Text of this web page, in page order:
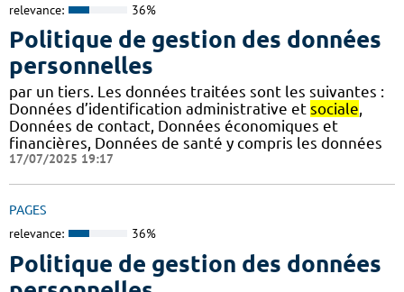
relevance: 36%
Politique de gestion des données
personnelles
par un tiers. Les données traitées sont les suivantes :
Données d’identification administrative et sociale,
Données de contact, Données économiques et
financières, Données de santé y compris les données
17/07/2025 19:17
PAGES
relevance: 36%
Politique de gestion des données